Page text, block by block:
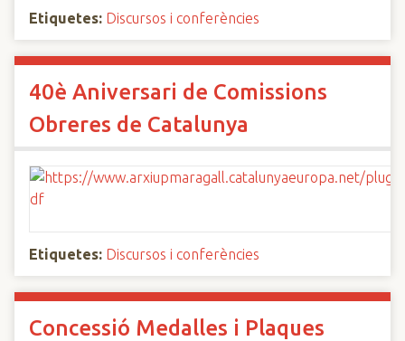
Etiquetes: Discursos i conferències
40è Aniversari de Comissions
Obreres de Catalunya
Etiquetes: Discursos i conferències
Concessió Medalles i Plaques